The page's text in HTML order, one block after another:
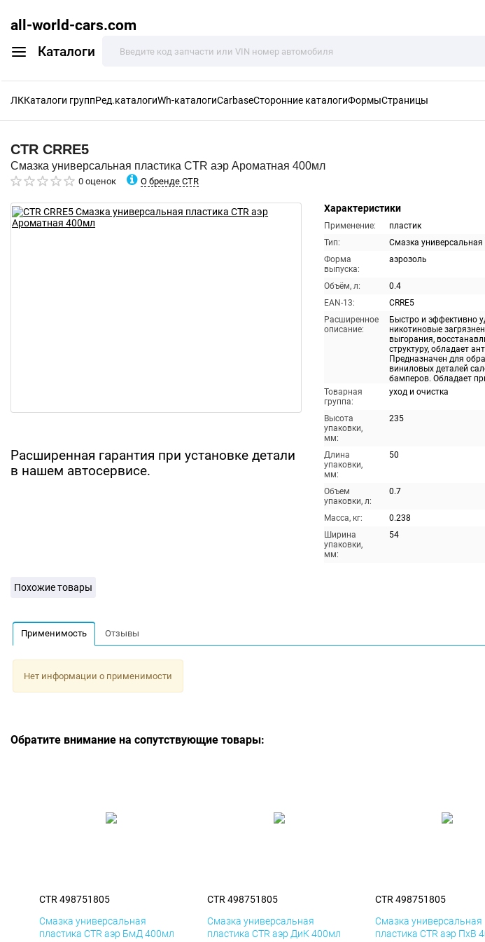
all-world-cars.com
Каталоги
ЛККаталоги группРед.каталогиWh-каталогиCarbaseСторонние каталогиФормыСтраницы
CTR CRRE5
Смазка универсальная пластика CTR аэр Ароматная 400мл
0 оценок О бренде CTR
Расширенная гарантия при установке детали
в нашем автосервисе.
Характеристики
Применение:
пластик
Тип:
Смазка универсальная
Форма
выпуска:
аэрозоль
Объём, л:
0.4
EAN-13:
CRRE5
Расширенное
описание:
Быстро и эффективно
никотиновые
выгорания,
структуру, обладает
Предназначен для
виниловых деталей
бамперов. Обладает
Товарная
группа:
уход и очистка
Высота
упаковки,
мм:
235
Длина
упаковки,
мм:
50
Объем
упаковки, л:
0.7
Масса, кг:
0.238
Ширина
упаковки,
мм:
54
Похожие товары
Применимость Отзывы
Нет информации о применимости
Обратите внимание на сопутствующие товары:
CTR 498751805
Смазка универсальная
пластика CTR аэр БмД 400мл
CTR 498751805
Смазка универсальная
пластика CTR аэр ДиК 400мл
CTR 498751805
Смазка универсальная
пластика CTR аэр ПхВ